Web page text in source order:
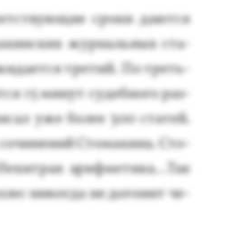
сро­ки да­ют­ся
жур­наль­ных ста­
тре­тий. По треть­
15 ми­нут су­деб­но­го раз­
уже бо­лее 300 ста­тей.
Сто­махи­на. Сто­
ариф­ме­тика...Так
ни­ког­да не до­гонит че­